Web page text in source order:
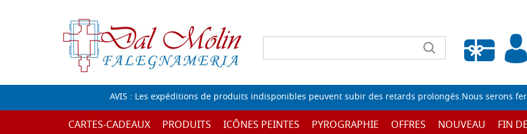
Liste de souhaits vide
AVIS : Les expéditions de produits indisponibles peuvent subir des retards prolongés.Nous serons
CARTES-CADEAUX PRODUITS ICÔNES PEINTES PYROGRAPHIE OFFRES NOUVEAU FIN